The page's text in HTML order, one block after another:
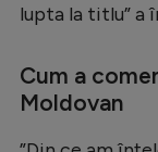
lupta la titlu” a
Cum a
Moldovan